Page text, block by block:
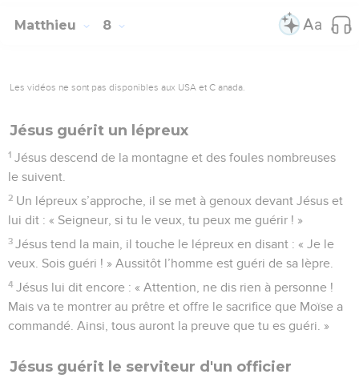
Matthieu 8
Les vidéos ne sont pas disponibles aux USA et C anada.
Jésus guérit un lépreux
1 Jésus descend de la montagne et des foules nombreuses
le suivent.
2 Un lépreux s’approche, il se met à genoux devant Jésus et
lui dit : « Seigneur, si tu le veux, tu peux me guérir ! »
3 Jésus tend la main, il touche le lépreux en disant : « Je le
veux. Sois guéri ! » Aussitôt l’homme est guéri de sa lèpre.
4 Jésus lui dit encore : « Attention, ne dis rien à personne !
Mais va te montrer au prêtre et offre le sacrifice que Moïse a
commandé. Ainsi, tous auront la preuve que tu es guéri. »
Jésus guérit le serviteur d'un officier